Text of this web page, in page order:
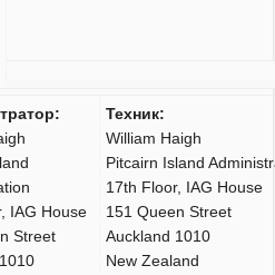
IAG House
Street
Техник:
William Haigh
Pitcairn Island
17th Floor, IAG House
151 Queen Street
Auckland 1010
New Zealand